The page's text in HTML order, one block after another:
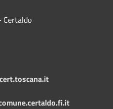
Certaldo